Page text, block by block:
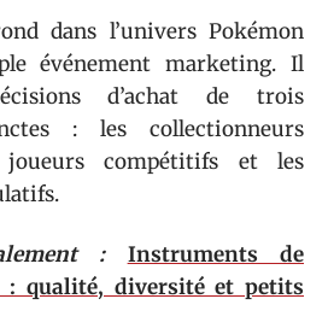
dans l’univers Pokémon
événement marketing. Il
d’achat de trois
: les collectionneurs
joueurs compétitifs et les
:
Instruments de
: qualité, diversité et petits